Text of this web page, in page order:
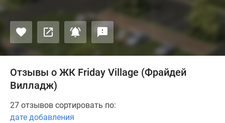
Отзывы о ЖК Friday Village (Фрайдей
Вилладж)
27 отзывов сортировать по:
дате добавления